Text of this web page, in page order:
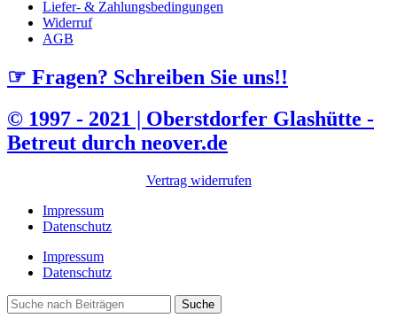
Liefer- & Zahlungsbedingungen
Widerruf
AGB
☞ Fragen? Schreiben Sie uns!!
© 1997 - 2021 | Oberstdorfer Glashütte -
Betreut durch neover.de
Vertrag widerrufen
Impressum
Datenschutz
Impressum
Datenschutz
Suche